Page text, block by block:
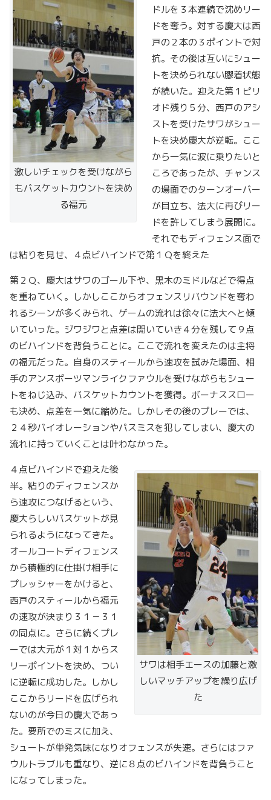
激しいチェックを受けながら
もバスケットカウントを決め
る福元
ドルを３本連続で沈めリー
ドを奪う。対する慶大は西
戸の２本の３ポイントで対
抗。その後は互いにシュー
トを決められない膠着状態
が続いた。迎えた第１ピリ
オド残り５分、西戸のアシ
ストを受けたサワがシュー
トを決め慶大が逆転。ここ
から一気に波に乗りたいと
ころであったが、チャンス
の場面でのターンオーバー
が目立ち、法大に再びリー
ドを許してしまう展開に。
それでもディフェンス面で
は粘りを見せ、４点ビハインドで第１Ｑを終えた
第２Ｑ、慶大はサワのゴール下や、黒木のミドルなどで得点
を重ねていく。しかしここからオフェンスリバウンドを奪わ
れるシーンが多くみられ、ゲームの流れは徐々に法大へと傾
いていった。ジワジワと点差は開いていき４分を残して９点
のビハインドを背負うことに。ここで流れを変えたのは主将
の福元だった。自身のスティールから速攻を試みた場面、相
手のアンスポーツマンライクファウルを受けながらもシュー
トをねじ込み、バスケットカウントを獲得。ボーナススロー
も決め、点差を一気に縮めた。しかしその後のプレーでは、
２４秒バイオレーションやパスミスを犯してしまい、慶大の
流れに持っていくことは叶わなかった。
サワは相手エースの加藤と激
しいマッチアップを繰り広げ
た
４点ビハインドで迎えた後
半。粘りのディフェンスか
ら速攻につなげるという、
慶大らしいバスケットが見
られるようになってきた。
オールコートディフェンス
から積極的に仕掛け相手に
プレッシャーをかけると、
西戸のスティールから福元
の速攻が決まり３１－３１
の同点に。さらに続くプレ
ーでは大元が１対１からス
リーポイントを決め、つい
に逆転に成功した。しかし
ここからリードを広げられ
ないのが今日の慶大であっ
た。要所でのミスに加え、
シュートが単発気味になりオフェンスが失速。さらにはファ
ウルトラブルも重なり、逆に８点のビハインドを背負うこと
になってしまった。